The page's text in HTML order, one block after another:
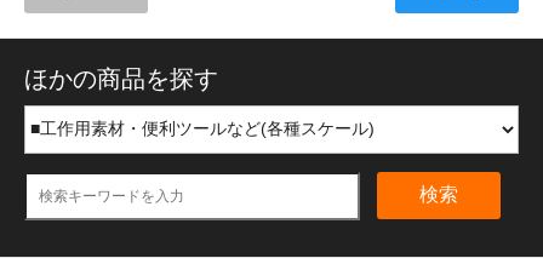
ほかの商品を探す
検索